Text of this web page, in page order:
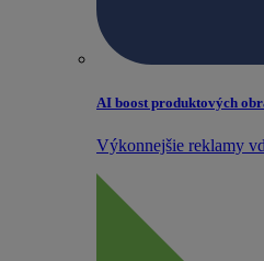
AI boost produktových
Výkonnejšie reklamy